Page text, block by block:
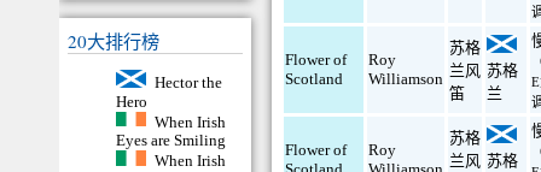
20大排行榜
Hector the
Hero
When Irish
Eyes are Smiling
When Irish
Flower of
Scotland
Roy
Williamson
苏格
兰风
笛
苏格
兰
Flower of
Roy
苏格
兰风 苏格